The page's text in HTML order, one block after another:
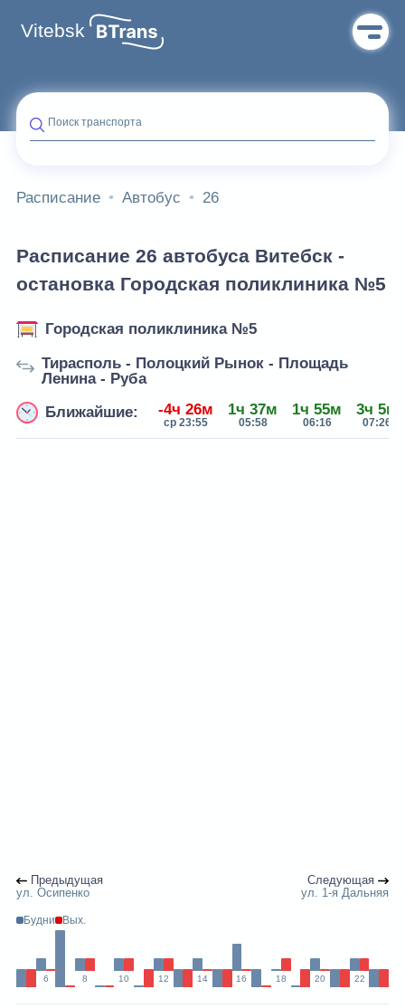
Vitebsk
Поиск транспорта
Расписание Автобус 26
Расписание 26 автобуса Витебск -
остановка Городская поликлиника №5
Городская поликлиника №5
Тирасполь - Полоцкий Рынок - Площадь
Ленина - Руба
Ближайшие:
-4ч 26м
ср 23:55
1ч 37м
05:58
1ч 55м
06:16
3ч 5м
07:26
Предыдущая
ул. Осипенко
Следующая
ул. 1-я Дальняя
Будни Вых.
6 8 10 12 14 16 18 20 22